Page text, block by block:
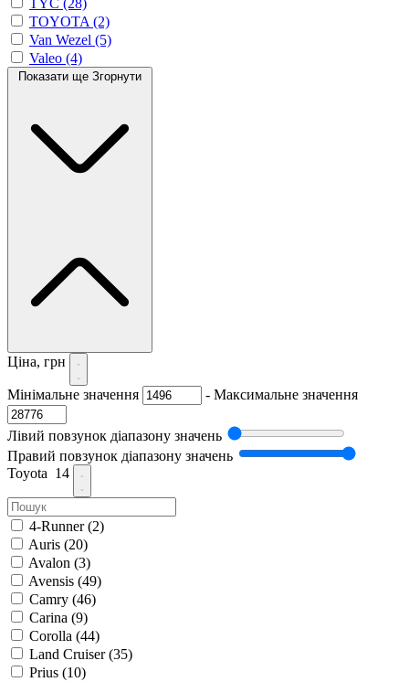
TYC (28)
TOYOTA(2)
Van Wezel (5)
Valeo (4)
Показати ще Згорнути
Ціна, грн
Мінімальне значення - Максимальне значення
Лівий повзунок діапазону значень
Правий повзунок діапазону значень
Toyota 14
4-Runner(2)
Auris (20)
Avalon (3)
Avensis (49)
Camry (46)
Carina (9)
Corolla (44)
Land Cruiser(35)
Prius (10)